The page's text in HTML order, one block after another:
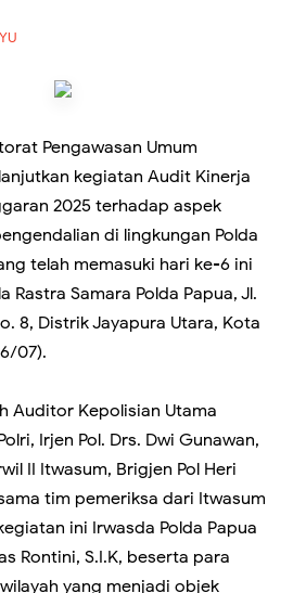
Pengawasan Umum
kegiatan Audit Kinerja
2025 terhadap aspek
di lingkungan Polda
telah memasuki hari ke-6 ini
Rastra Samara Polda Papua, Jl.
8, Distrik Jayapura Utara, Kota
07).
Auditor Kepolisian Utama
Irjen Pol. Drs. Dwi Gunawan,
II Itwasum, Brigjen Pol Heri
tim pemeriksa dari Itwasum
ini Irwasda Polda Papua
Rontini, S.I.K, beserta para
yang menjadi objek